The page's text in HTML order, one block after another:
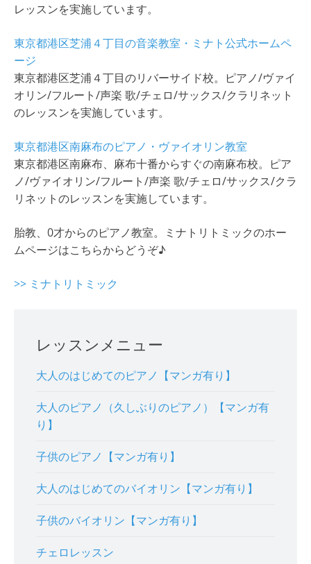
レッスンを実施しています。
東京都港区芝浦４丁目の音楽教室・ミナト公式ホームペ
ージ
東京都港区芝浦４丁目のリバーサイド校。ピアノ/ヴァイ
オリン/フルート/声楽 歌/チェロ/サックス/クラリネット
のレッスンを実施しています。
東京都港区南麻布のピアノ・ヴァイオリン教室
東京都港区南麻布、麻布十番からすぐの南麻布校。ピア
ノ/ヴァイオリン/フルート/声楽 歌/チェロ/サックス/クラ
リネットのレッスンを実施しています。
胎教、0才からのピアノ教室。ミナトリトミックのホー
ムページはこちらからどうぞ♪
>> ミナトリトミック
レッスンメニュー
大人のはじめてのピアノ【マンガ有り】
大人のピアノ（久しぶりのピアノ）【マンガ有
り】
子供のピアノ【マンガ有り】
大人のはじめてのバイオリン【マンガ有り】
子供のバイオリン【マンガ有り】
チェロレッスン